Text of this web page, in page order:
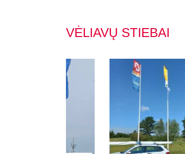
VĖLIAVŲ STIEBAI